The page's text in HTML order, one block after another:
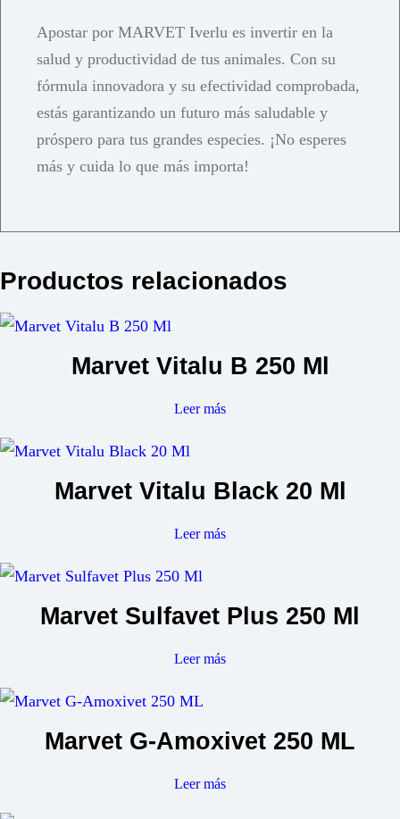
Apostar por MARVET Iverlu es invertir en la
salud y productividad de tus animales. Con su
fórmula innovadora y su efectividad comprobada,
estás garantizando un futuro más saludable y
próspero para tus grandes especies. ¡No esperes
más y cuida lo que más importa!
Productos relacionados
Marvet Vitalu B 250 Ml
Leer más
Marvet Vitalu Black 20 Ml
Leer más
Marvet Sulfavet Plus 250 Ml
Leer más
Marvet G-Amoxivet 250 ML
Leer más